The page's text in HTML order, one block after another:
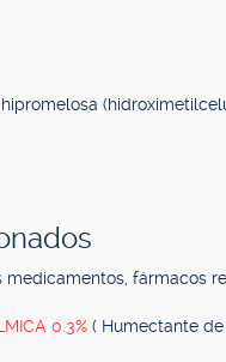
fármacos
0.3% ( Humectante